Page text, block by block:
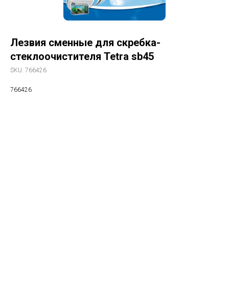
Лезвия сменные для скребка-
стеклоочистителя Tetra sb45
SKU: 766426
766426